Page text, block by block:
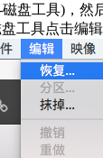
磁盘工具)，然
工具点击编